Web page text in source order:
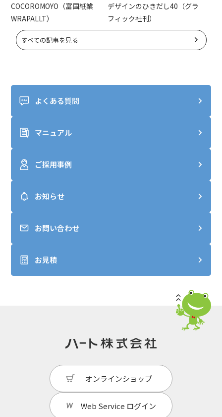
COCOROMOYO（富国紙業
WRAPALLT）
デザインのひきだし40（グラ
フィック社刊）
すべての記事を見る
よくある質問
マニュアル
ご採用事例
お知らせ
お問い合わせ
お見積
オンラインショップ
Web Service ログイン